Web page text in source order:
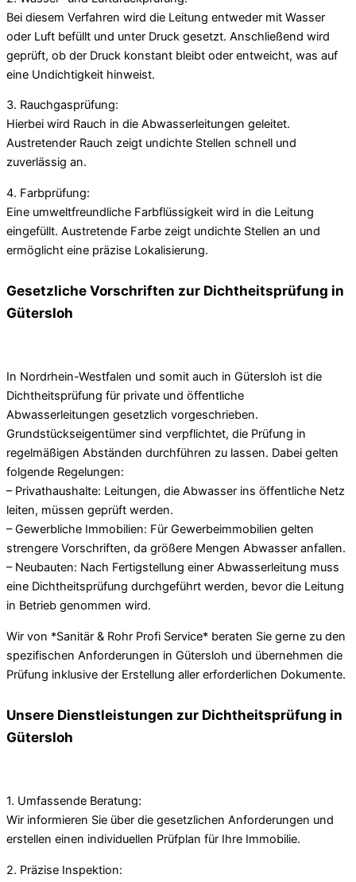
Bei diesem Verfahren wird die Leitung entweder mit Wasser
oder Luft befüllt und unter Druck gesetzt. Anschließend wird
geprüft, ob der Druck konstant bleibt oder entweicht, was auf
eine Undichtigkeit hinweist.
3. Rauchgasprüfung:
Hierbei wird Rauch in die Abwasserleitungen geleitet.
Austretender Rauch zeigt undichte Stellen schnell und
zuverlässig an.
4. Farbprüfung:
Eine umweltfreundliche Farbflüssigkeit wird in die Leitung
eingefüllt. Austretende Farbe zeigt undichte Stellen an und
ermöglicht eine präzise Lokalisierung.
Gesetzliche Vorschriften zur Dichtheitsprüfung in
Gütersloh
In Nordrhein-Westfalen und somit auch in Gütersloh ist die
Dichtheitsprüfung für private und öffentliche
Abwasserleitungen gesetzlich vorgeschrieben.
Grundstückseigentümer sind verpflichtet, die Prüfung in
regelmäßigen Abständen durchführen zu lassen. Dabei gelten
folgende Regelungen:
– Privathaushalte: Leitungen, die Abwasser ins öffentliche Netz
leiten, müssen geprüft werden.
– Gewerbliche Immobilien: Für Gewerbeimmobilien gelten
strengere Vorschriften, da größere Mengen Abwasser anfallen.
– Neubauten: Nach Fertigstellung einer Abwasserleitung muss
eine Dichtheitsprüfung durchgeführt werden, bevor die Leitung
in Betrieb genommen wird.
Wir von *Sanitär & Rohr Profi Service* beraten Sie gerne zu den
spezifischen Anforderungen in Gütersloh und übernehmen die
Prüfung inklusive der Erstellung aller erforderlichen Dokumente.
Unsere Dienstleistungen zur Dichtheitsprüfung in
Gütersloh
1. Umfassende Beratung:
Wir informieren Sie über die gesetzlichen Anforderungen und
erstellen einen individuellen Prüfplan für Ihre Immobilie.
2. Präzise Inspektion: